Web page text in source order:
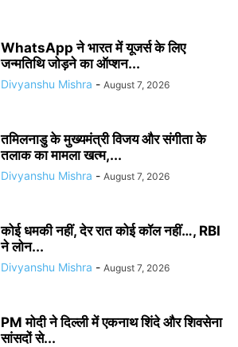
WhatsApp ने भारत में यूजर्स के लिए
जन्मतिथि जोड़ने का ऑप्शन...
Divyanshu Mishra - August 7, 2026
तमिलनाडु के मुख्यमंत्री विजय और संगीता के
तलाक का मामला खत्म,...
Divyanshu Mishra - August 7, 2026
कोई धमकी नहीं, देर रात कोई कॉल नहीं…, RBI
ने लोन...
Divyanshu Mishra - August 7, 2026
PM मोदी ने दिल्ली में एकनाथ शिंदे और शिवसेना
सांसदों से...